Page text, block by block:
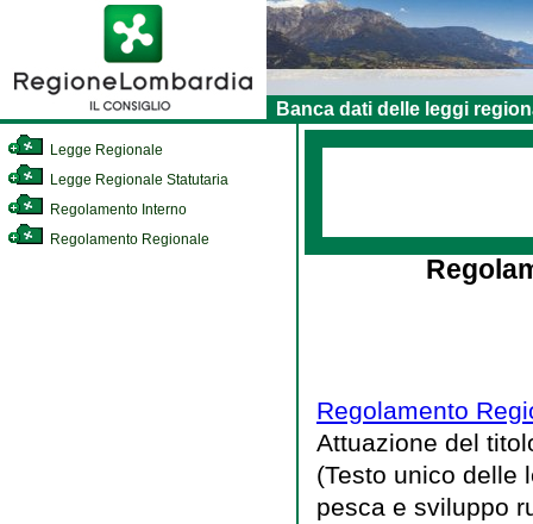
Banca dati delle leggi
Legge Regionale
Legge Regionale Statutaria
Regolamento Interno
Regolamento Regionale
Regolamento
Attuazione del
(Testo unico delle
pesca e sviluppo